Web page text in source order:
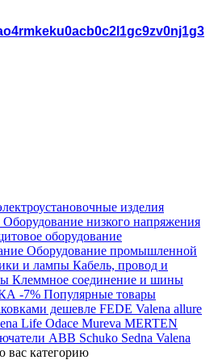
изделия
Оборудование низкого напряжения
оборудование
Оборудование промышленной
и лампы Кабель, провод и
Клеммное соединение и шины
-7% Популярные товары
дешевле FEDE Valena allure
Life Odace Mureva MERTEN
ABB Schuko Sedna Valena
вас категорию